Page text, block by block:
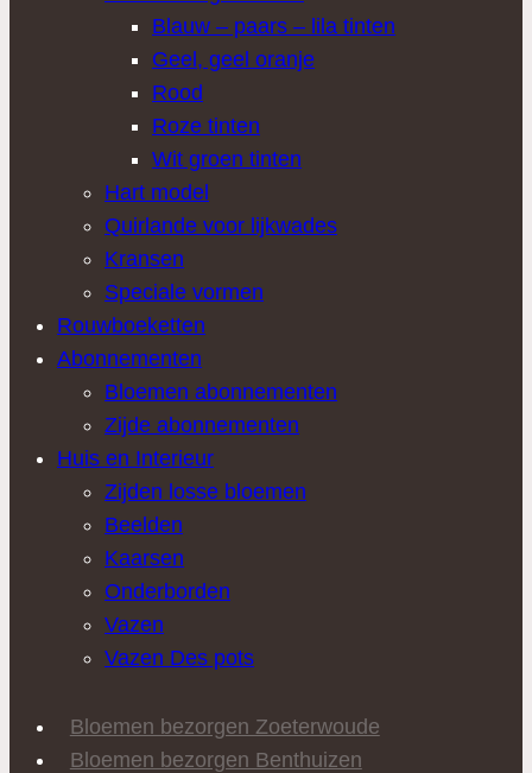
Blauw – paars – lila tinten
Geel, geel oranje
Rood
Roze tinten
Wit groen tinten
Hart model
Quirlande voor lijkwades
Kransen
Speciale vormen
Rouwboeketten
Abonnementen
Bloemen abonnementen
Zijde abonnementen
Huis en Interieur
Zijden losse bloemen
Beelden
Kaarsen
Onderborden
Vazen
Vazen Des pots
Bloemen bezorgen Zoeterwoude
Bloemen bezorgen Benthuizen